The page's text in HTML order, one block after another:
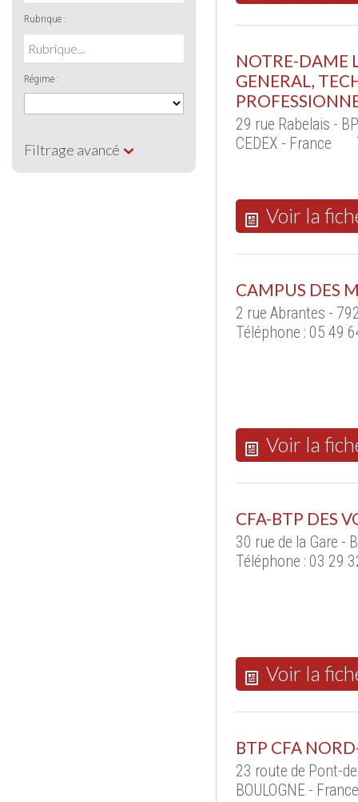
Rubrique :
Régime :
Filtrage avancé
NOTRE-DAME
GENERAL,
29 rue Rabelais -
CEDEX - France
Voir la
CAMPUS DES
2 rue Abrantes -
Téléphone : 05 49
Voir la
CFA-BTP DES
30 rue de la Gare -
Téléphone : 03 29
Voir la
BTP CFA
23 route de Pont-
BOULOGNE - France